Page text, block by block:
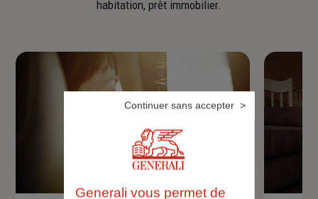
habitation, prêt immobilier.
Generali vous permet de
Continuer sans accepter